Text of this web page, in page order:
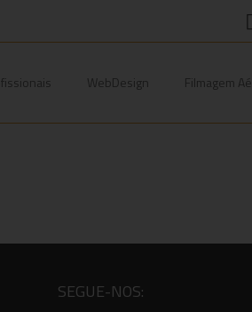
WebDesign Filmagem
SEGUE-NOS: